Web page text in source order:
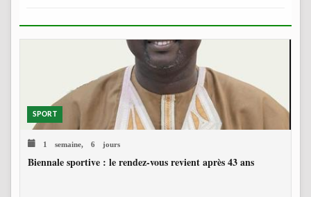
SPORT
1 semaine, 6 jours
Biennale sportive : le rendez-vous revient après 43 ans